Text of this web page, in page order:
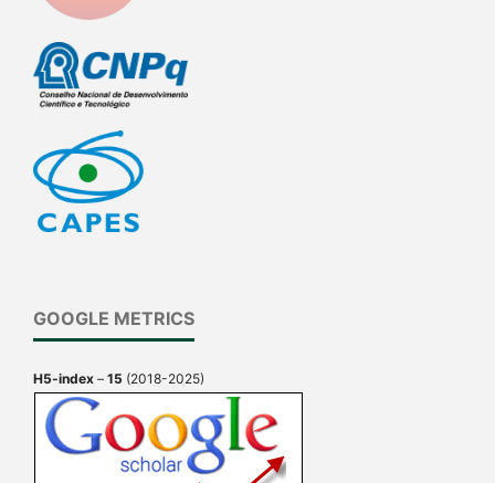
GOOGLE METRICS
H5-index – 15 (2018-2025)